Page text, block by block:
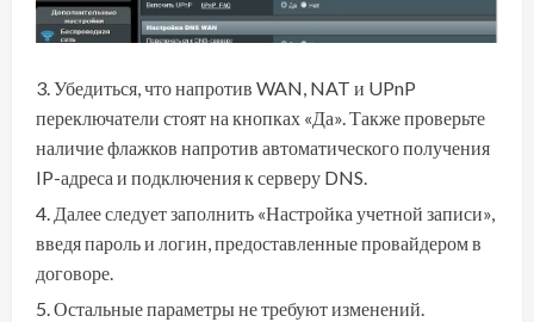
Убедиться, что напротив WAN, NAT и UPnP
переключатели стоят на кнопках «Да». Также проверьте
наличие флажков напротив автоматического получения
IP-адреса и подключения к серверу DNS.
Далее следует заполнить «Настройка учетной записи»,
введя пароль и логин, предоставленные провайдером в
договоре.
Остальные параметры не требуют изменений.